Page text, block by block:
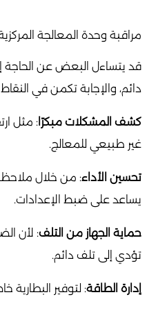
مراقبة وحدة المعالجة
قد يتساءل البعض عن الحاجة
دائم، والإجابة تكمن في النقاط
كشف المشكلات مبكرًا : مثل
غير طبيعي للمعالج.
تحسين الأداء: من خلال ملاحظة
يساعد على ضبط الإعدادات.
حماية الجهاز من التلف: لأن
تؤدي إلى تلف دائم.
إدارة الطاقة: لتوفير البطارية